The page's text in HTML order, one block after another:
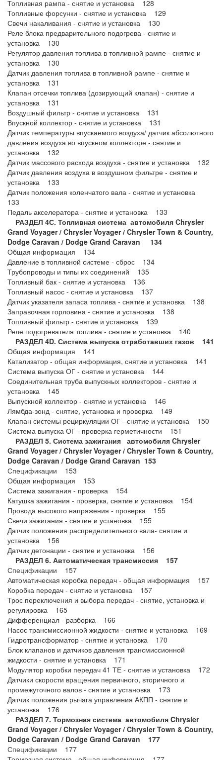
Топливная рампа - снятие и установка 128
Топливные форсунки - снятие и установка 129
Свечи накаливания - снятие и установка 130
Реле блока предварительного подогрева - снятие и
установка 130
Регулятор давления топлива в топливной рампе - снятие и
установка 130
Датчик давления топлива в топливной рампе - снятие и
установка 131
Клапан отсечки топлива (дозирующий клапан) - снятие и
установка 131
Воздушный фильтр - снятие и установка 131
Впускной коллектор - снятие и установка 131
Датчик температуры впускаемого воздуха/ датчик абсолютного
давления воздуха во впускном коллекторе - снятие и
установка 132
Датчик массового расхода воздуха - снятие и установка 132
Датчик давления воздуха в воздушном фильтре - снятие и
установка 133
Датчик положения коленчатого вала - снятие и установка
133
Педаль акселератора - снятие и установка 133
РАЗДЕЛ 4С. Топливная система автомобиля Chrysler
Grand Voyager / Chrysler Voyager / Chrysler Town & Country,
Dodge Caravan / Dodge Grand Caravan 134
Общая информация 134
Давление в топливной системе - сброс 134
Трубопроводы и типы их соединений 135
Топливный бак - снятие и установка 136
Топливный насос - снятие и установка 137
Датчик указателя запаса топлива - снятие и установка 138
Заправочная горловина - снятие и установка 138
Топливный фильтр - снятие и установка 139
Реле подогревателя топлива - снятие и установка 140
РАЗДЕЛ 4D. Система выпуска отработавших газов 141
Общая информация 141
Катализатор - общая информация, снятие и установка 141
Система выпуска ОГ - снятие и установка 144
Соединительная труба выпускных коллекторов - снятие и
установка 145
Выпускной коллектор - снятие и установка 146
Лямбда-зонд - снятие, установка и проверка 149
Клапан системы рециркуляции ОГ - снятие и установка 150
Система выпуска ОГ - проверка герметичности 151
РАЗДЕЛ 5. Система зажигания автомобиля Chrysler
Grand Voyager / Chrysler Voyager / Chrysler Town & Country,
Dodge Caravan / Dodge Grand Caravan 153
Спецификации 153
Общая информация 153
Система зажигания - проверка 154
Катушка зажигания - проверка, снятие и установка 154
Провода высокого напряжения - проверка 155
Свечи зажигания - снятие и установка 155
Датчик положения распределительного вала- снятие и
установка 156
Датчик детонации - снятие и установка 156
РАЗДЕЛ 6. Автоматическая трансмиссия 157
Спецификации 157
Автоматическая коробка передач - общая информация 157
Коробка передач - снятие и установка 157
Трос переключения и выбора передач - снятие, установка и
регулировка 165
Дифференциал - разборка 166
Насос трансмиссионной жидкости - снятие и установка 169
Гидротрансформатор - снятие и установка 170
Блок клапанов и датчиков давления трансмиссионной
жидкости - снятие и установка 171
Модулятор коробки передач 41 ТЕ - снятие и установка 172
Датчики скорости вращения первичного, вторичного и
промежуточного валов - снятие и установка 173
Датчик положения рычага управления АКПП - снятие и
установка 176
РАЗДЕЛ 7. Тормозная система автомобиля Chrysler
Grand Voyager / Chrysler Voyager / Chrysler Town & Country,
Dodge Caravan / Dodge Grand Caravan 177
Спецификации 177